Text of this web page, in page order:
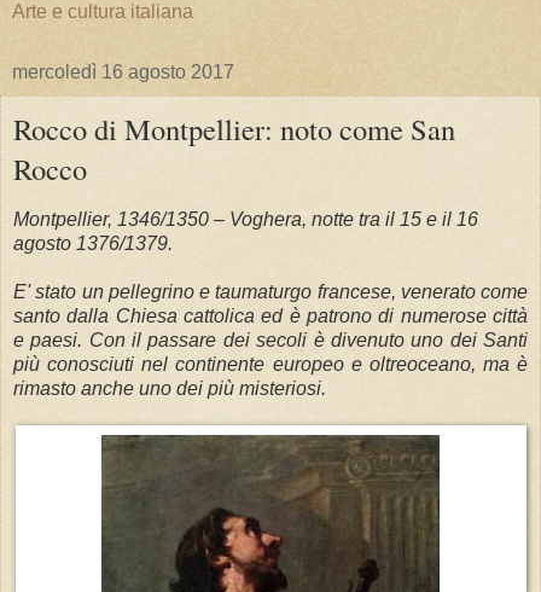
Arte e cultura italiana
mercoledì 16 agosto 2017
Rocco di Montpellier: noto come San
Rocco
Montpellier, 1346/1350 – Voghera, notte tra il 15 e il 16
agosto 1376/1379.
E' stato un pellegrino e taumaturgo francese, venerato come
santo dalla Chiesa cattolica ed è patrono di numerose città
e paesi. Con il passare dei secoli è divenuto uno dei Santi
più conosciuti nel continente europeo e oltreoceano, ma è
rimasto anche uno dei più misteriosi.